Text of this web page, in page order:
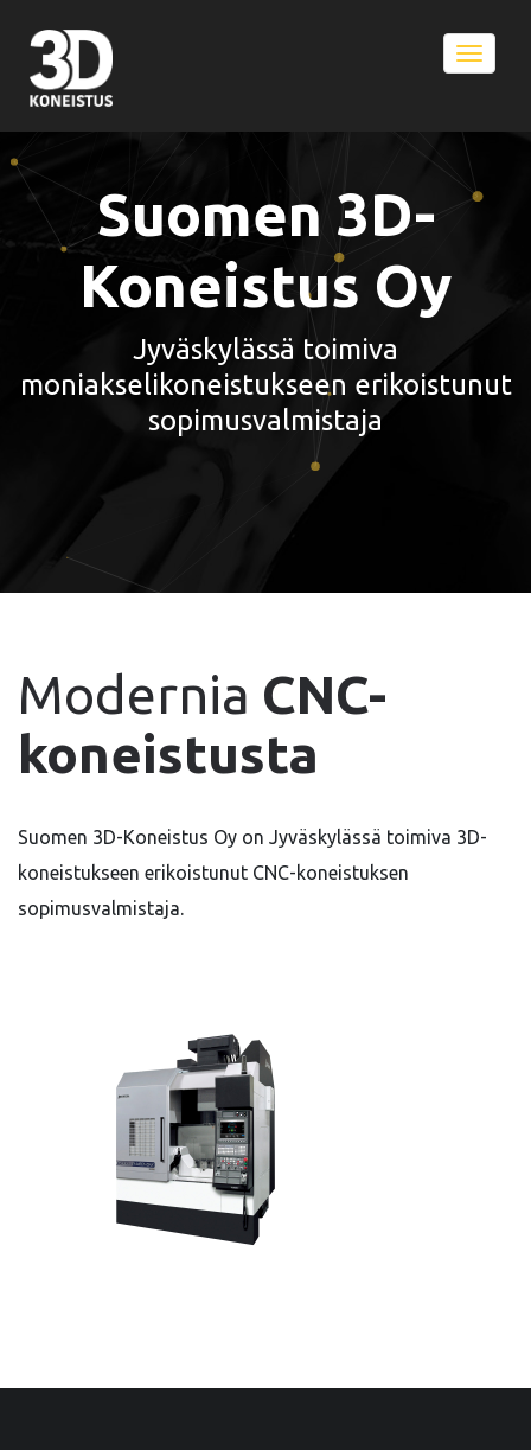
Toggle
Suomen 3D-
Koneistus Oy
Jyväskylässä toimiva
moniakselikoneistukseen erikoistunut
sopimusvalmistaja
Modernia CNC-
koneistusta
Suomen 3D-Koneistus Oy on Jyväskylässä toimiva 3D-
koneistukseen erikoistunut CNC-koneistuksen
sopimusvalmistaja.